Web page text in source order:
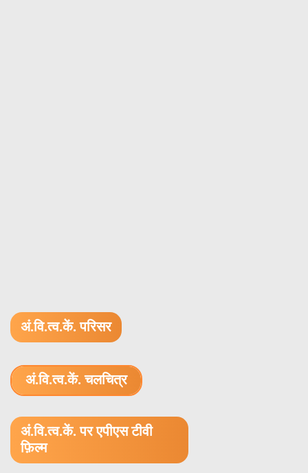
अं.वि.त्व.कें. परिसर
अं.वि.त्व.कें. चलचित्र
अं.वि.त्व.कें. पर एपीएस टीवी
फ़िल्म